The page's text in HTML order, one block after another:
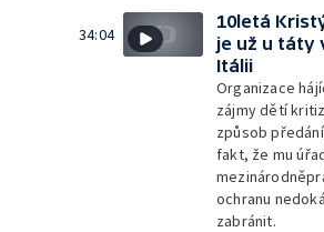
34:04
10letá
je už u táty
Itálii
Organizace
zájmy dětí
způsob
fakt, že mu
ochranu
zabránit.